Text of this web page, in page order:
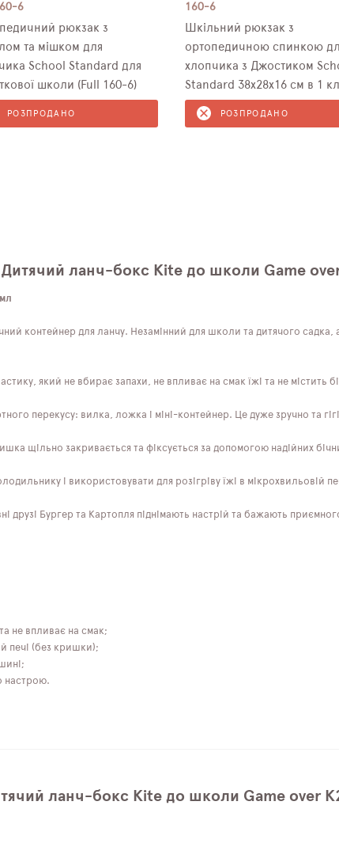
6
рюкзак з
та мішком для
School Standard для
школи (Full 160-6)
РОЗПРОДАНО
160-6
Шкільний рюкзак з
ортопедичною спинкою
хлопчика з Джостиком
Standard 38х28х16 см в 1
(160-6)
РОЗПРОДАНО
ланч-бокс Kite до школи Game
контейнер для ланчу. Незамінний для школи та дитячого садка,
який не вбирає запахи, не впливає на смак їжі та не містить
перекусу: вилка, ложка і міні-контейнер. Це дуже зручно та
щільно закривається та фіксується за допомогою надійних
і використовувати для розігріву їжі в мікрохвильовій
друзі Бургер та Картопля піднімають настрій та бажають
не впливає на смак;
печі (без кришки);
настрою.
ланч-бокс Kite до школи Game over